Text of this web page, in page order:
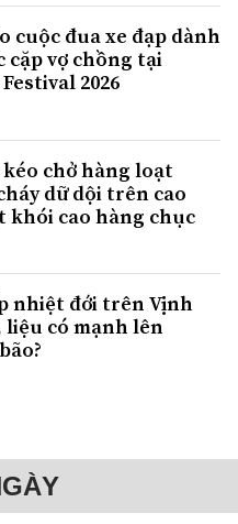
cuộc đua xe đạp dành
cặp vợ chồng tại
2026
kéo chở hàng loạt
dữ dội trên cao
khói cao hàng chục
nhiệt đới trên Vịnh
liệu có mạnh lên